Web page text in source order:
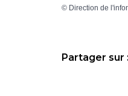
© Direction de
Partager sur :